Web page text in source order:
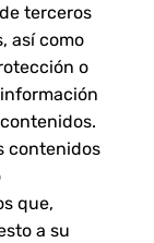
terceros
así como
o
contenidos
que,
a su